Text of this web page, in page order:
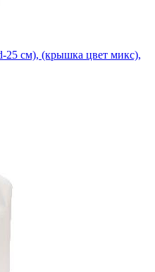
25 см), (крышка цвет микс),